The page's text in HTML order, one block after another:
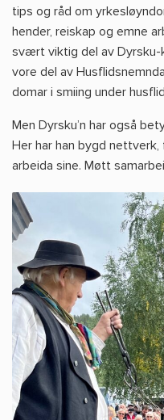
tips og råd om
hender, reiskap og emne
svært viktig del av Dyrsku-
vore del av
domar i smiing under
Men Dyrsku’n har også
Her har han bygd
arbeida sine. Møtt